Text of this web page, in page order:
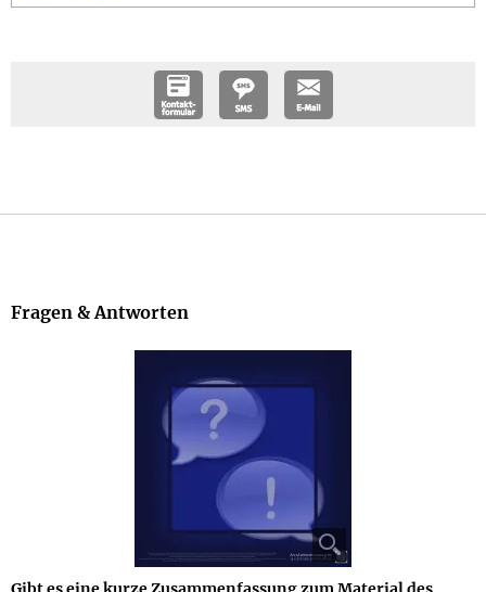
Größe und Gewicht
Größe: ca. 2,4 cm lang
Jetzt bestellen Beschreibung
Fragen & Antworten